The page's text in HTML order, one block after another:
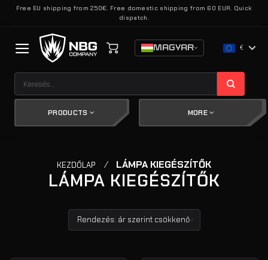
SkipFree EU shipping from 250€. Free domestic shipping from 60 EUR. Quick
dispatch.
MAGYAR €
következőre:
PRODUCTS MORE
KEZDŐLAP / LÁMPA KIEGÉSZÍTŐK
LÁMPA KIEGÉSZÍTŐK